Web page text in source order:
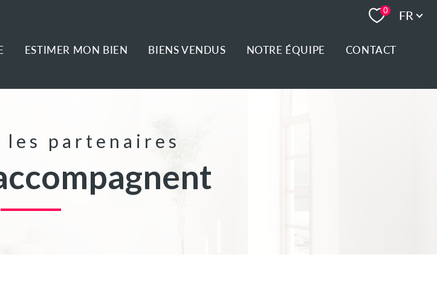
0 FR
ESTIMER MON BIEN BIENS VENDUS NOTRE ÉQUIPE CONTACT
les partenaires